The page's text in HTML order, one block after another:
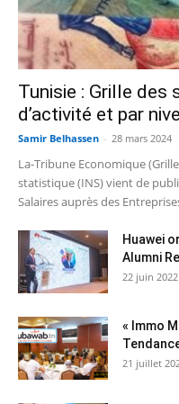
Tunisie : Grille des
d’activité et par
Samir Belhassen - 28 mars 2024
La-Tribune Economique
statistique (INS) vient de
Salaires auprès des
Huawei
Alumni
22 juin 2022
« Immo
21 juillet